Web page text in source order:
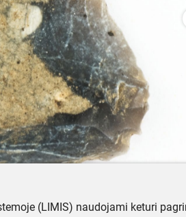
(LIMIS) naudojami keturi